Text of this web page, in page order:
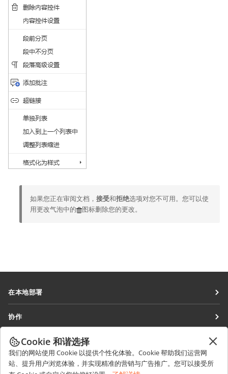
如果您正在审阅文档， 接受和拒绝选项对您不可用。您可以使
用更改气泡中的
图标删除您的更改。
在本地部署
协作空间
工作区
连接器
协作
针对翻译人员
针对博主
获取最新资讯
博客
获取帮助
Cookie 和谐选择
我们的网站使用 Cookie 以提供个性化体验。Cookie 帮助我们运营网
站、提升用户浏览体验，并实现精准的营销与广告推广。您可以接受所